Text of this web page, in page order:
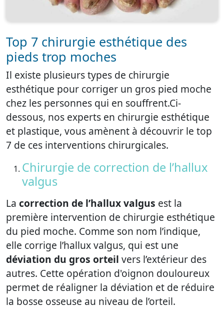
Top 7 chirurgie esthétique des
pieds trop moches
Il existe plusieurs types de chirurgie
esthétique pour corriger un gros pied moche
chez les personnes qui en souffrent.Ci-
dessous, nos experts en chirurgie esthétique
et plastique, vous amènent à découvrir le top
7 de ces interventions chirurgicales.
Chirurgie de correction de l’hallux
valgus
La correction de l’hallux valgus est la
première intervention de chirurgie esthétique
du pied moche. Comme son nom l’indique,
elle corrige l’hallux valgus, qui est une
déviation du gros orteil vers l’extérieur des
autres. Cette opération d'oignon douloureux
permet de réaligner la déviation et de réduire
la bosse osseuse au niveau de l’orteil.